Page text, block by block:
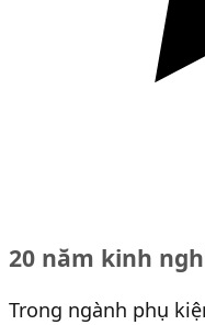
20 năm kinh
Trong ngành phụ